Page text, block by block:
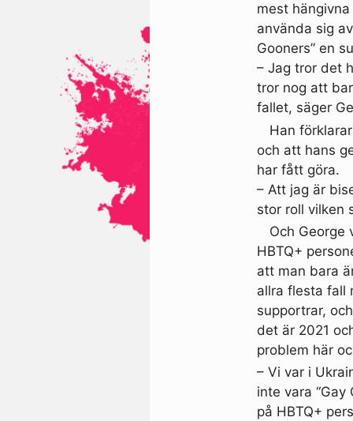
mest
använda sig
Gooners” en
– Jag tror det
tror nog att
fallet, säger
Han
och att hans
har fått göra.
– Att jag är
stor roll vilken
Och George
HBTQ+
att man bara
allra flesta fall
supportrar,
det är 2021
problem här
– Vi var i
inte vara
på HBTQ+